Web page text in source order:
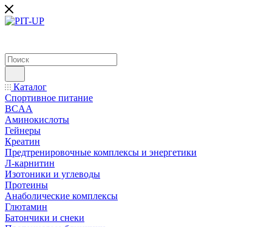
Каталог
Спортивное питание
BCAA
Аминокислоты
Гейнеры
Креатин
Предтренировочные комплексы и энергетики
Л-карнитин
Изотоники и углеводы
Протеины
Анаболические комплексы
Глютамин
Батончики и снеки